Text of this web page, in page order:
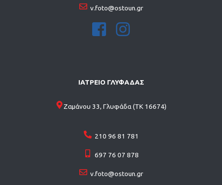
v.foto@ostoun.gr
ΙΑΤΡΕΙΟ ΓΛΥΦΑΔΑΣ
Ζαμάνου 33, Γλυφάδα (ΤΚ 16674)
210 96 81 781
697 76 07 878
v.foto@ostoun.gr